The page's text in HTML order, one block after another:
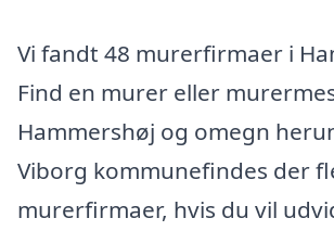
Vi fandt 48 murerfirmaer i
Find en murer eller
Hammershøj og omegn
Viborg kommunefindes der
murerfirmaer, hvis du vil